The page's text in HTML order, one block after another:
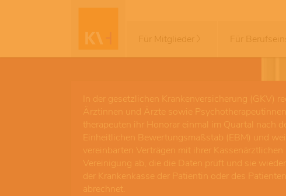
Für Mitglieder Für
In der gesetzlichen Krankenversicherung (GKV)
Ärztinnen und Ärzte sowie
therapeuten ihr Honorar einmal im Quartal nach
Einheitlichen Bewertungsmaßstab (EBM) und
vereinbarten Verträgen mit ihrer Kassenärztlichen
Vereinigung ab, die die Daten prüft und sie
der Krankenkasse der Patientin oder des Patienten
abrechnet.